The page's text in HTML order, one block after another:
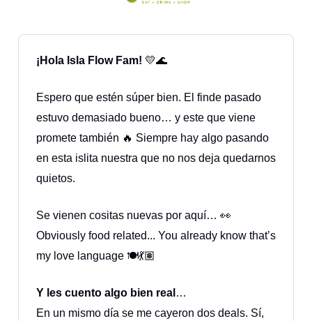
¡Hola Isla Flow Fam! 💛🌊
Espero que estén súper bien. El finde pasado
estuvo demasiado bueno… y este que viene
promete también 🔥 Siempre hay algo pasando
en esta islita nuestra que no nos deja quedarnos
quietos.
Se vienen cositas nuevas por aquí… 👀
Obviously food related... You already know that’s
my love language 🍽️💃🏽
Y les cuento algo bien real …
En un mismo día se me cayeron dos deals. Sí,